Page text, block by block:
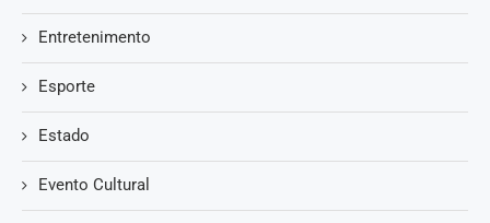
Entretenimento
Esporte
Estado
Evento Cultural